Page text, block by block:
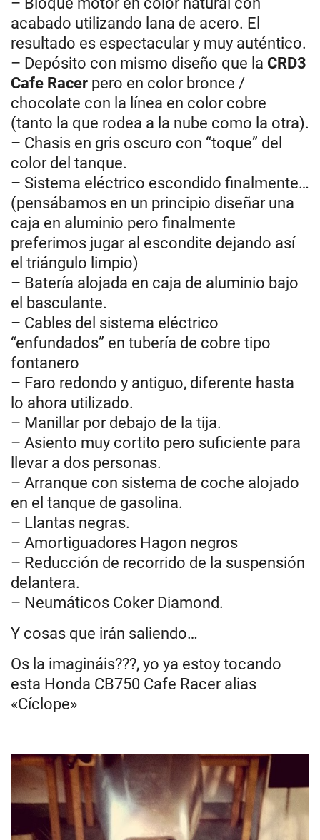
acabado utilizando lana de acero. El
resultado es espectacular y muy auténtico.
– Depósito con mismo diseño que la CRD3
Cafe Racer pero en color bronce /
chocolate con la línea en color cobre
(tanto la que rodea a la nube como la otra).
– Chasis en gris oscuro con “toque” del
color del tanque.
– Sistema eléctrico escondido finalmente…
(pensábamos en un principio diseñar una
caja en aluminio pero finalmente
preferimos jugar al escondite dejando así
el triángulo limpio)
– Batería alojada en caja de aluminio bajo
el basculante.
– Cables del sistema eléctrico
“enfundados” en tubería de cobre tipo
fontanero
– Faro redondo y antiguo, diferente hasta
lo ahora utilizado.
– Manillar por debajo de la tija.
– Asiento muy cortito pero suficiente para
llevar a dos personas.
– Arranque con sistema de coche alojado
en el tanque de gasolina.
– Llantas negras.
– Amortiguadores Hagon negros
– Reducción de recorrido de la suspensión
delantera.
– Neumáticos Coker Diamond.
Y cosas que irán saliendo…
Os la imagináis???, yo ya estoy tocando
esta Honda CB750 Cafe Racer alias
«Cíclope»